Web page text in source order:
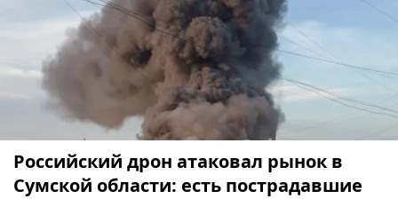
Российский дрон атаковал рынок в
Сумской области: есть пострадавшие